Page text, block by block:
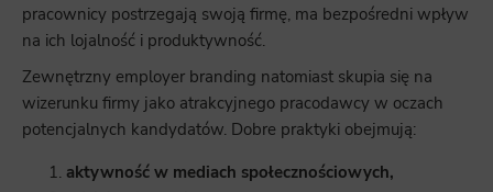
pracownicy postrzegają swoją firmę, ma bezpośredni wpływ
na ich lojalność i produktywność.
Zewnętrzny employer branding natomiast skupia się na
wizerunku firmy jako atrakcyjnego pracodawcy w oczach
potencjalnych kandydatów. Dobre praktyki obejmują:
aktywność w mediach społecznościowych,